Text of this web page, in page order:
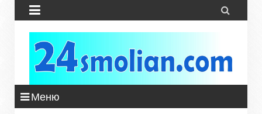
 
Меню